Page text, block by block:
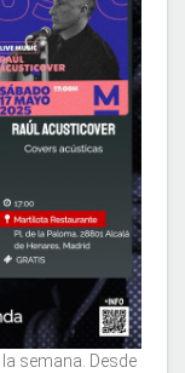
semana. Desde